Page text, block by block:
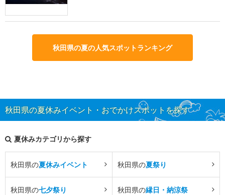
秋田県の夏の人気スポットランキング
秋田県の夏休みイベント・おでかけスポットを探す
夏休みカテゴリから探す
秋田県の夏休みイベント 秋田県の夏祭り
秋田県の七夕祭り 秋田県の縁日・納涼祭